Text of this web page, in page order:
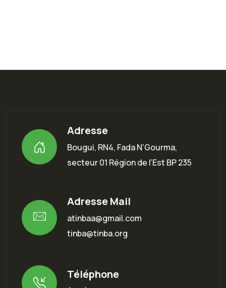
Adresse
Bougui, RN4, Fada N’Gourma,
secteur 01 Région de l’Est BP 235
Adresse Mail
atinbaa@gmail.com
tinba@tinba.org
Téléphone